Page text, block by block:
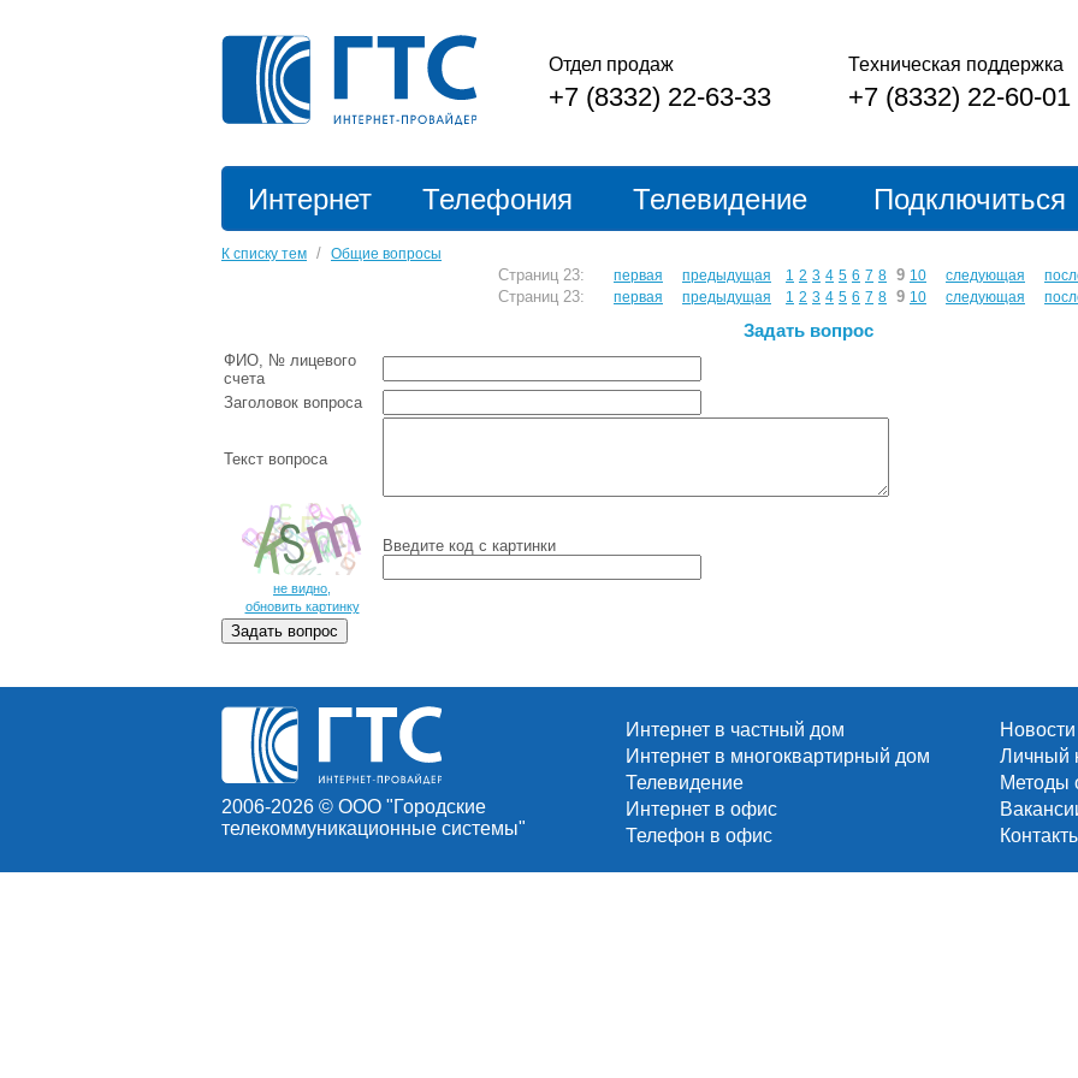
Отдел продаж
+7 (8332) 22-63-33
Техническая поддержка
+7 (8332) 22-60-01
Интернет Телефония Телевидение Подключиться
К списку тем / Общие вопросы
Страниц 23: первая предыдущая 1 2 3 4 5 6 7 8 9 10 следующая
Страниц 23: первая предыдущая 1 2 3 4 5 6 7 8 9 10 следующая
Задать вопрос
ФИО, № лицевого
счета
Заголовок вопроса
Текст вопроса
не видно,
обновить картинку
Введите код c картинки
2006-2026 © ООО "Городские
телекоммуникационные системы"
Интернет в частный дом
Интернет в многоквартирный дом
Телевидение
Интернет в офис
Телефон в офис
Новости
Личный
Методы